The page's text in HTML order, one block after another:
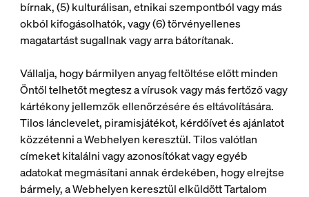
bírnak, (5) kulturálisan, etnikai szempontból vagy más
okból kifogásolhatók, vagy (6) törvényellenes
magatartást sugallnak vagy arra bátorítanak.
Vállalja, hogy bármilyen anyag feltöltése előtt minden
Öntől telhetőt megtesz a vírusok vagy más fertőző vagy
kártékony jellemzők ellenőrzésére és eltávolítására.
Tilos lánclevelet, piramisjátékot, kérdőívet és ajánlatot
közzétenni a Webhelyen keresztül. Tilos valótlan
címeket kitalálni vagy azonosítókat vagy egyéb
adatokat megmásítani annak érdekében, hogy elrejtse
bármely, a Webhelyen keresztül elküldött Tartalom